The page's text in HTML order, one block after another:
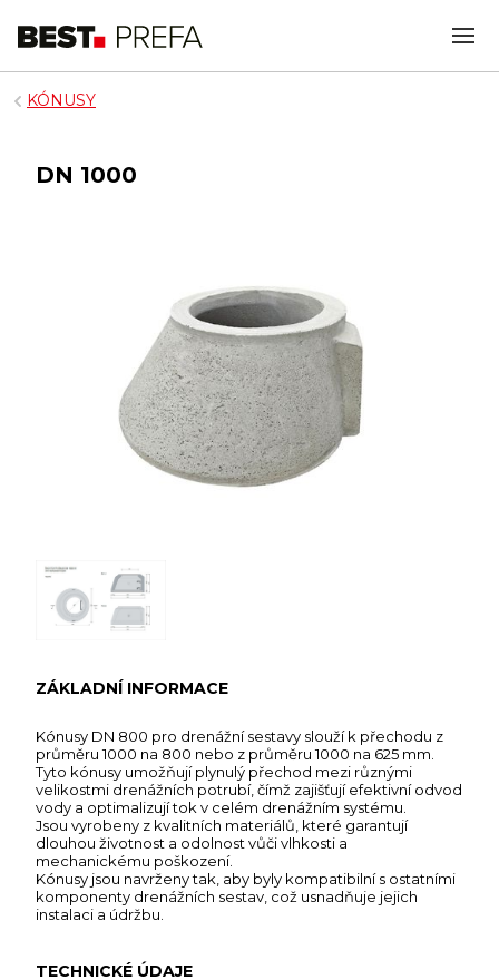
KÓNUSY
DN 1000
ZÁKLADNÍ INFORMACE
Kónusy DN 800 pro drenážní sestavy slouží k přechodu z
průměru 1000 na 800 nebo z průměru 1000 na 625 mm.
Tyto kónusy umožňují plynulý přechod mezi různými
velikostmi drenážních potrubí, čímž zajišťují efektivní odvod
vody a optimalizují tok v celém drenážním systému.
Jsou vyrobeny z kvalitních materiálů, které garantují
dlouhou životnost a odolnost vůči vlhkosti a
mechanickému poškození.
Kónusy jsou navrženy tak, aby byly kompatibilní s ostatními
komponenty drenážních sestav, což usnadňuje jejich
instalaci a údržbu.
TECHNICKÉ ÚDAJE